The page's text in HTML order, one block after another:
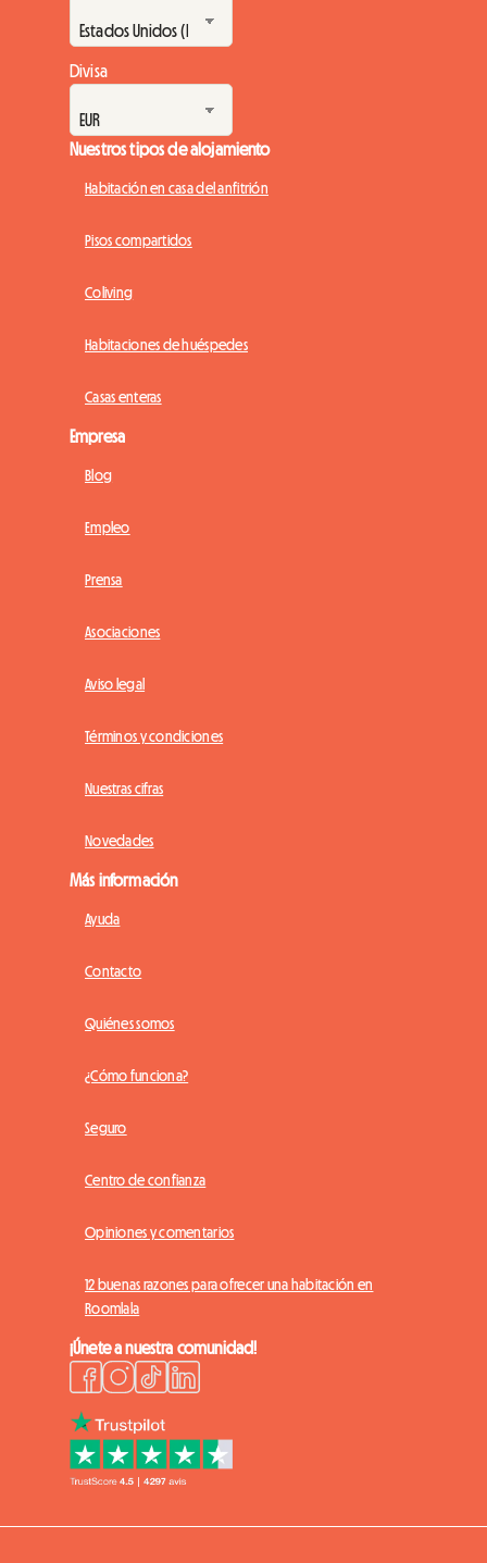
Divisa
Nuestros tipos de alojamiento
Habitación en casa del anfitrión
Pisos compartidos
Coliving
Habitaciones de huéspedes
Casas enteras
Empresa
Blog
Empleo
Prensa
Asociaciones
Aviso legal
Términos y condiciones
Nuestras cifras
Novedades
Más información
Ayuda
Contacto
Quiénes somos
¿Cómo funciona?
Seguro
Centro de confianza
Opiniones y comentarios
12 buenas razones para ofrecer una habitación en
Roomlala
¡Únete a nuestra comunidad!